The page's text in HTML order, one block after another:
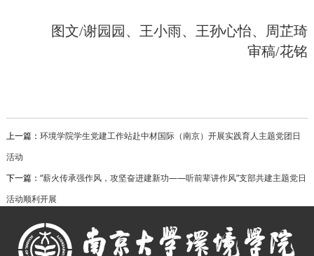
图文/谢园园、王小雨、王孙心怡、周芷琦
审稿/花铭
上一篇： 环境学院学生党建工作站赴中材国际（南京）开展实践育人主题党团日
活动
下一篇： “薪火传承强作风，攻坚奋进建新功——听前辈讲作风”支部共建主题党日
活动顺利开展